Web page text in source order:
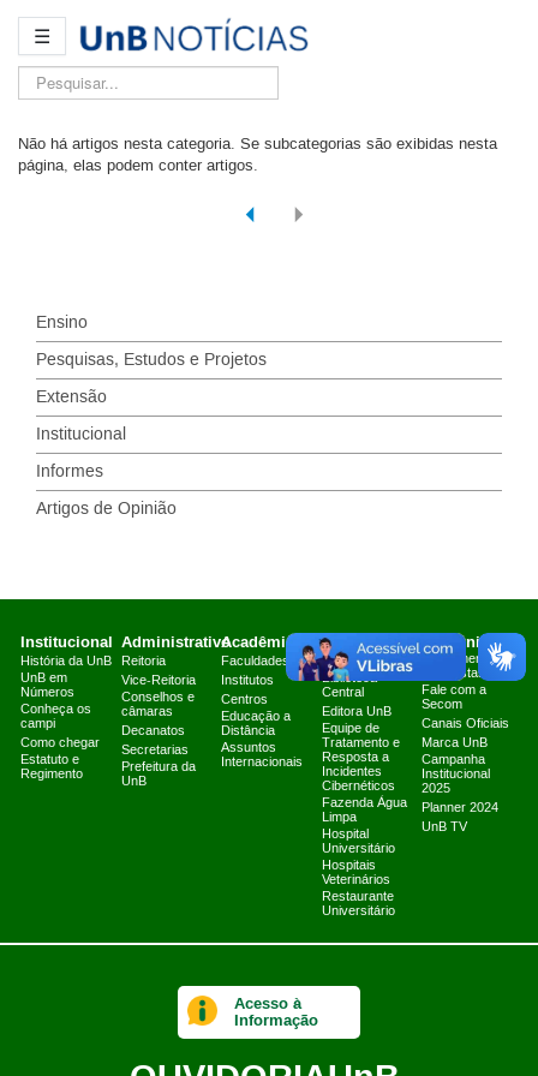
☰
Pesquisar...
Não há artigos nesta categoria. Se subcategorias são exibidas nesta
página, elas podem conter artigos.
Ensino
Pesquisas, Estudos e Projetos
Extensão
Institucional
Informes
Artigos de Opinião
Institucional
História da UnB
UnB em
Números
Conheça os
campi
Como chegar
Estatuto e
Regimento
Administrativo
Reitoria
Vice-Reitoria
Conselhos e
câmaras
Decanatos
Secretarias
Prefeitura da
UnB
Acadêmico
Faculdades
Institutos
Centros
Educação a
Distância
Assuntos
Internacionais
Serviços
Arquivo Central
Biblioteca
Central
Editora UnB
Equipe de
Tratamento e
Resposta a
Incidentes
Cibernéticos
Fazenda Água
Limpa
Hospital
Universitário
Hospitais
Veterinários
Restaurante
Universitário
Comunicação
Atendimento a
Jornalistas
Fale com a
Secom
Canais Oficiais
Marca UnB
Campanha
Institucional
2025
Planner 2024
UnB TV
Acesso à
Informação